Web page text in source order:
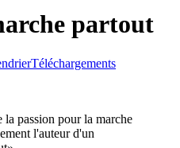
partout
Téléchargements
la passion pour la marche
l'auteur d'un